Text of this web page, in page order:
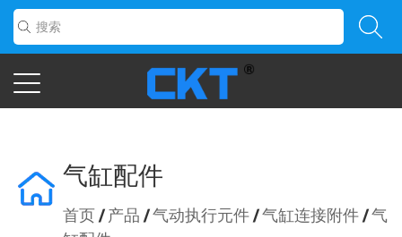
气缸配件
首页/产品 /气动执行元件/气缸连接附件/气